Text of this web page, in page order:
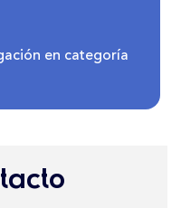
en categoría